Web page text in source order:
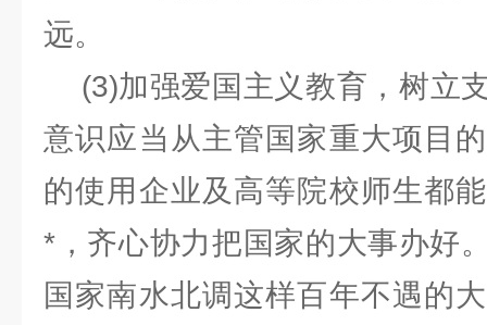
远。
(3)加强爱国主义教育，树立
意识应当从主管国家重大项目
的使用企业及高等院校师生都
*，齐心协力把国家的大事办好
国家南水北调这样百年不遇的